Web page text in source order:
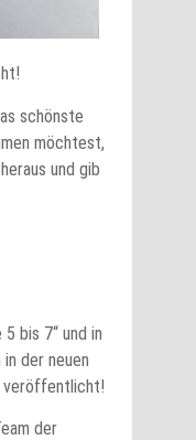
schönste
möchtest,
und gib
bis 7“ und in
der neuen
veröffentlicht!
der